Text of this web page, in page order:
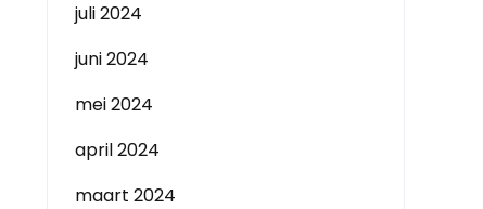
juli 2024
juni 2024
mei 2024
april 2024
maart 2024